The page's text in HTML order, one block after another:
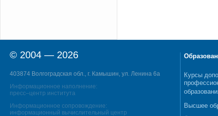
© 2004 — 2026
403874 Волгоградская обл., г. Камышин, ул. Ленина 6а
Информационное наполнение:
пресс–центр института
Информационное сопровождение:
информационный вычислительный центр
Курсы
Высшее